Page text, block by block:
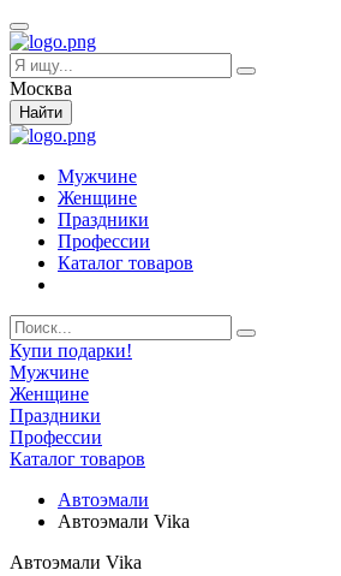
Москва
Найти
Мужчине
Женщине
Праздники
Профессии
Каталог товаров
Купи подарки!
Мужчине
Женщине
Праздники
Профессии
Каталог товаров
Автоэмали
Автоэмали Vika
Автоэмали Vika